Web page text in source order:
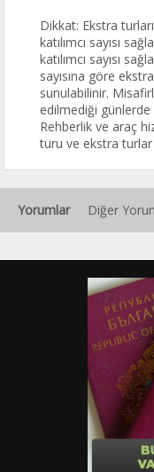
Dikkat: Ekstra
katılımcı sayısı
katılımcı sayısı
sayısına göre
sunulabilinir.
edilmediği
Rehberlik ve araç
turu ve ekstra turlar
Yorumlar Diğer